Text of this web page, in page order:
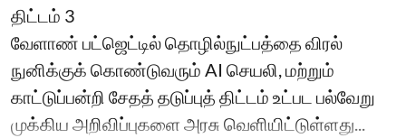
திட்டம் 3
வேளாண் பட்ஜெட்டில் தொழில்நுட்பத்தை விரல்
நுனிக்குக் கொண்டுவரும் AI செயலி, மற்றும்
காட்டுப்பன்றி சேதத் தடுப்புத் திட்டம் உட்பட பல்வேறு
முக்கிய அறிவிப்புகளை அரசு வெளியிட்டுள்ளது...